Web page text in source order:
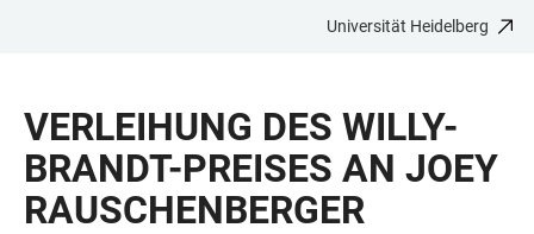
BARRIEREFREIHEIT
Universität Heidelberg
VERLEIHUNG DES WILLY-
BRANDT-PREISES AN JOEY
RAUSCHENBERGER